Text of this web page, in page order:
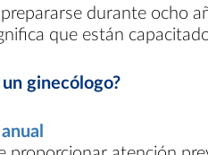
durante ocho
que están
ginecólogo?